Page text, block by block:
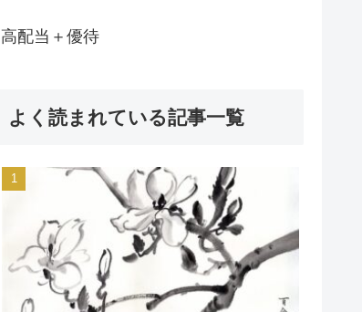
高配当＋優待
よく読まれている記事一覧